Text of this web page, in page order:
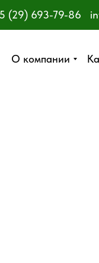
О компании
(29) 693-79-86
О компании
ЗАКАЗАТЬ